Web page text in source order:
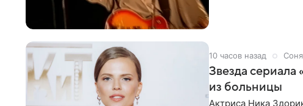
10 часов назад
Звезда
из больницы
Актриса Ника